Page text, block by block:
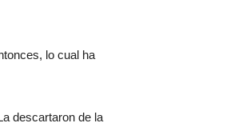
lo cual ha
descartaron de la